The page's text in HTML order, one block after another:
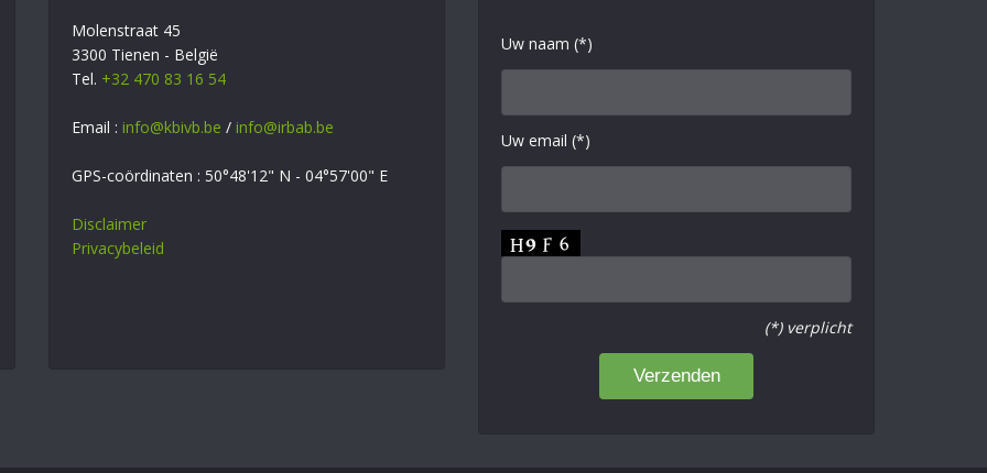
Molenstraat 45
3300 Tienen - België
Tel. +32 470 83 16 54
Email : info@kbivb.be / info@irbab.be
GPS-coördinaten : 50°48'12" N - 04°57'00" E
Disclaimer
Privacybeleid
Uw naam (*)
Uw email (*)
(*) verplicht